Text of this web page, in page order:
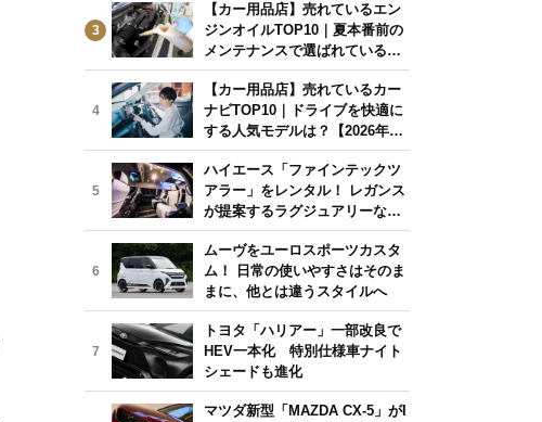
3
【カー用品店】売れているエン
ジンオイルTOP10｜夏本番前の
メンテナンスで選ばれている人
気モデルは？【2026年6月版】
4
【カー用品店】売れているカー
ナビTOP10｜ドライブを快適に
する人気モデルは？【2026年6
月版】
5
ハイエース「ファインテックツ
アラー」をレンタル！ レガンス
が提案するラグジュアリーな移
動体験
6
ムーヴをユーロスポーツカスタ
ム！ 日常の使いやすさはそのま
まに、他とは違うスタイルへ
7
トヨタ「ハリアー」一部改良で
HEV一本化 特別仕様車ナイト
シェードも進化
マツダ新型「MAZDA CX-5」がI